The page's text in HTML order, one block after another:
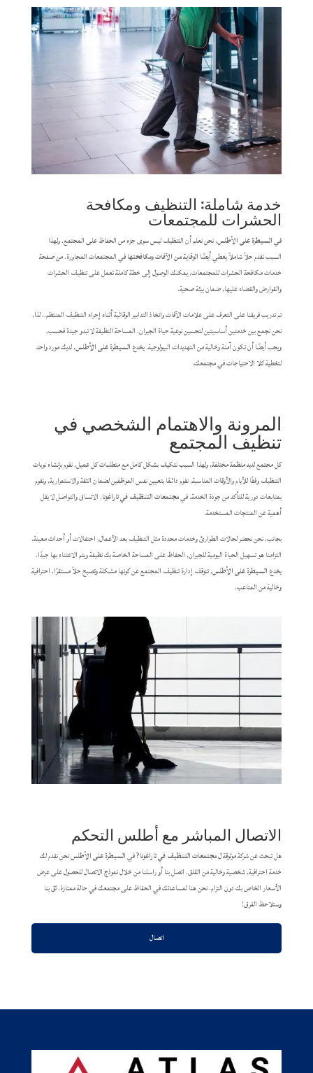
خدمة شاملة: التنظيف ومكافحة
الحشرات للمجتمعات
فيالسيطرة على الأطلس, نحن نعلم أن التنظيف ليس سوى جزء من الحفاظ على المجتمع. ولهذا
السبب نقدم حلاً شاملاً يغطي أيضًا الوقاية من الآفات ومكافحتهافي المجتمعات المجاورة. من صفحة
خدمات مكافحة الحشرات للمجتمعات, يمكنك الوصول إلى خطة كاملة تعمل على تنظيف الحشرات
والقوارض والقضاء عليها, ضمان بيئة صحية.
تم تدريب فريقنا على التعرف على علامات الآفات واتخاذ التدابير الوقائية أثناء إجراء التنظيف المنتظم.. لذا,
نحن نجمع بين خدمتين أساسيتين لتحسين نوعية حياة الجيران. المساحة النظيفة لا تبدو جيدة فحسب,
ويجب أيضًا أن تكون آمنة وخالية من التهديدات البيولوجية. يخدع السيطرة على الأطلس, لديك مورد واحد
لتغطية كلا الاحتياجات في مجتمعك.
المرونة والاهتمام الشخصي في
تنظيف المجتمع
كل مجتمع لديه منظمة مختلفة, ولهذا السبب نتكيف بشكل كامل مع متطلبات كل عميل. نقوم بإنشاء نوبات
التنظيف وفقًا للأيام والأوقات المناسبة, نقوم دائمًا بتعيين نفس الموظفين لضمان الثقة والاستمرارية, ونقوم
بمتابعات دورية للتأكد من جودة الخدمة. فيمجتمعات التنظيف في تاراغونا, الاتساق والتواصل لا يقل
أهمية عن المنتجات المستخدمة.
بجانب, نحن نحضر لحالات الطوارئ وخدمات محددة مثل التنظيف بعد الأعمال, احتفالات أو أحداث معينة.
التزامنا هو تسهيل الحياة اليومية للجيران, الحفاظ على المساحة الخاصة بك نظيفة ويتم الاعتناء بها جيدًا.
يخدع السيطرة على الأطلس, تتوقف إدارة تنظيف المجتمع عن كونها مشكلة وتصبح حلاً مستقرًا, احترافية
وخالية من المتاعب.
الاتصال المباشر مع أطلس التحكم
هل تبحث عن شركة موثوقة لمجتمعات التنظيف في تاراغونا? فيالسيطرة على الأطلسنحن نقدم لك
خدمة احترافية, شخصية وخالية من القلق. اتصل بنا أو راسلنا من خلال نموذج الاتصال للحصول على عرض
الأسعار الخاص بك دون التزام. نحن هنا لمساعدتك في الحفاظ على مجتمعك في حالة ممتازة. ثق بنا
وستلاحظ الفرق!
اتصال